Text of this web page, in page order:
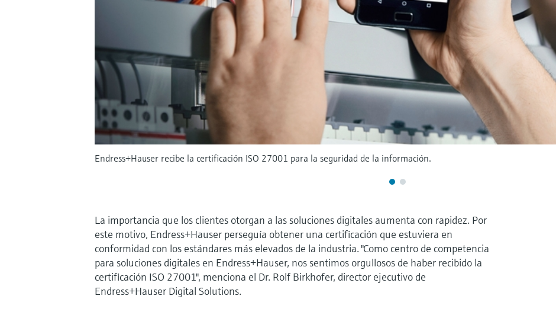
Endress+Hauser recibe la certificación ISO 27001 para la seguridad de la información.
La importancia que los clientes otorgan a las soluciones digitales aumenta con rapidez. Por
este motivo, Endress+Hauser perseguía obtener una certificación que estuviera en
conformidad con los estándares más elevados de la industria. "Como centro de competencia
para soluciones digitales en Endress+Hauser, nos sentimos orgullosos de haber recibido la
certificación ISO 27001", menciona el Dr. Rolf Birkhofer, director ejecutivo de
Endress+Hauser Digital Solutions.